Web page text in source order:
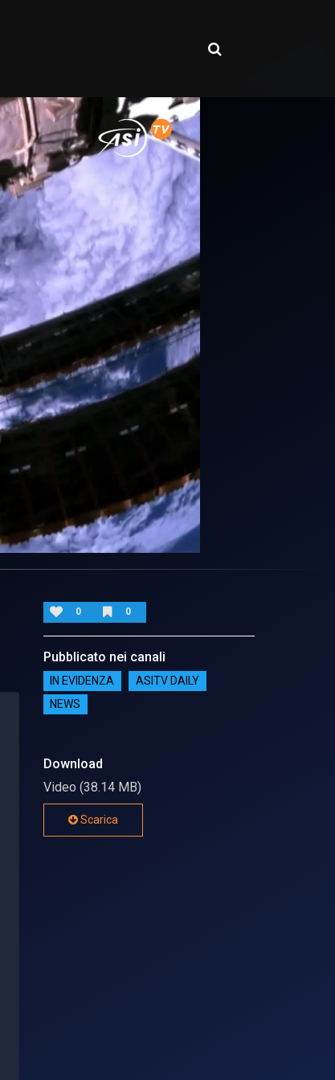
0 0
Pubblicato nei canali
IN EVIDENZA
ASITV DAILY
NEWS
Download
Video (38.14 MB)
Scarica